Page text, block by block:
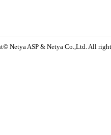
Netya ASP & Netya Co.,Ltd. All